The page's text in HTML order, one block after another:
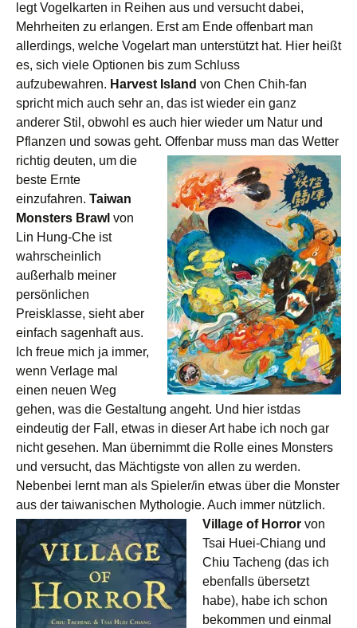
legt Vogelkarten in Reihen aus und versucht dabei,
Mehrheiten zu erlangen. Erst am Ende offenbart man
allerdings, welche Vogelart man unterstützt hat. Hier heißt
es, sich viele Optionen bis zum Schluss
aufzubewahren. Harvest Island von Chen Chih-fan
spricht mich auch sehr an, das ist wieder ein ganz
anderer Stil, obwohl es auch hier wieder um Natur und
Pflanzen und sowas geht. Offenbar muss man das Wetter
richtig deuten, um die
beste Ernte
einzufahren. Taiwan
Monsters Brawl von
Lin Hung-Che ist
wahrscheinlich
außerhalb meiner
persönlichen
Preisklasse, sieht aber
einfach sagenhaft aus.
Ich freue mich ja immer,
wenn Verlage mal
einen neuen Weg
gehen, was die Gestaltung angeht. Und hier istdas
eindeutig der Fall, etwas in dieser Art habe ich noch gar
nicht gesehen. Man übernimmt die Rolle eines Monsters
und versucht, das Mächtigste von allen zu werden.
Nebenbei lernt man als Spieler/in etwas über die Monster
aus der taiwanischen Mythologie. Auch immer nützlich.
Village of Horror von
Tsai Huei-Chiang und
Chiu Tacheng (das ich
ebenfalls übersetzt
habe), habe ich schon
bekommen und einmal